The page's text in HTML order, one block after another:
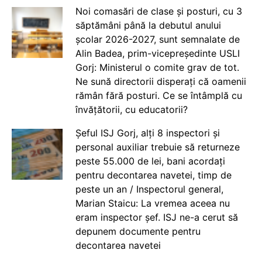
Noi comasări de clase și posturi, cu 3
săptămâni până la debutul anului
școlar 2026-2027, sunt semnalate de
Alin Badea, prim-vicepreședinte USLI
Gorj: Ministerul o comite grav de tot.
Ne sună directorii disperați că oamenii
rămân fără posturi. Ce se întâmplă cu
învățătorii, cu educatorii?
Șeful ISJ Gorj, alți 8 inspectori și
personal auxiliar trebuie să returneze
peste 55.000 de lei, bani acordați
pentru decontarea navetei, timp de
peste un an / Inspectorul general,
Marian Staicu: La vremea aceea nu
eram inspector șef. ISJ ne-a cerut să
depunem documente pentru
decontarea navetei